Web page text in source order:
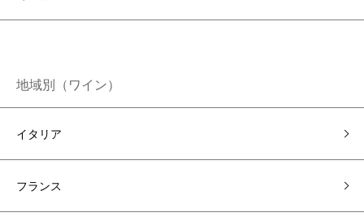
地域別（ワイン）
イタリア
フランス